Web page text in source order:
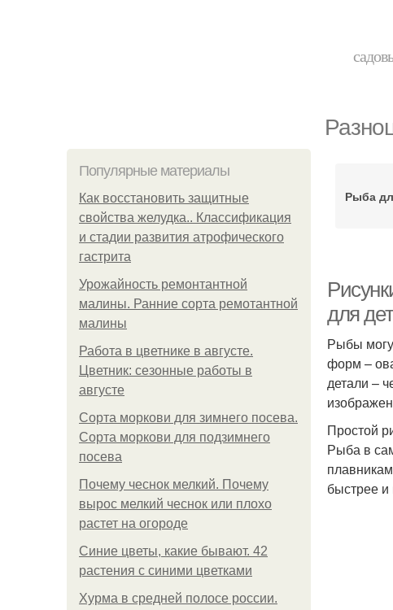
Популярные материалы
Как восстановить защитные
свойства желудка.. Классификация
и стадии развития атрофического
гастрита
Урожайность ремонтантной
малины. Ранние сорта ремотантной
малины
Работа в цветнике в августе.
Цветник: сезонные работы в
августе
Сорта моркови для зимнего посева.
Сорта моркови для подзимнего
посева
Почему чеснок мелкий. Почему
вырос мелкий чеснок или плохо
растет на огороде
Синие цветы, какие бывают. 42
растения с синими цветками
Хурма в средней полосе россии.
Рыба
для
Рыбы
форм –
детали –
Простой
Рыба в
быстрее